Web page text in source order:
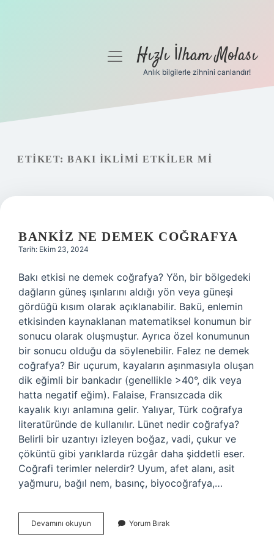
Gizlilik Politikası
menüyüHızlı İlham Molası
Anlık bilgilerle zihnini canlandır!
ETIKET: BAKI IKLIMI ETKILER MI
BANKIZ NE DEMEK COĞRAFYA
Tarih: Ekim 23, 2024
Bakı etkisi ne demek coğrafya? Yön, bir bölgedeki
dağların güneş ışınlarını aldığı yön veya güneşi
gördüğü kısım olarak açıklanabilir. Bakü, enlemin
etkisinden kaynaklanan matematiksel konumun bir
sonucu olarak oluşmuştur. Ayrıca özel konumunun
bir sonucu olduğu da söylenebilir. Falez ne demek
coğrafya? Bir uçurum, kayaların aşınmasıyla oluşan
dik eğimli bir bankadır (genellikle >40°, dik veya
hatta negatif eğim). Falaise, Fransızcada dik
kayalık kıyı anlamına gelir. Yalıyar, Türk coğrafya
literatüründe de kullanılır. Lünet nedir coğrafya?
Belirli bir uzantıyı izleyen boğaz, vadi, çukur ve
çöküntü gibi yarıklarda rüzgâr daha şiddetli eser.
Coğrafi terimler nelerdir? Uyum, afet alanı, asit
yağmuru, bağıl nem, basınç, biyocoğrafya,…
Devamını okuyun
Ne
Yorum Bırak